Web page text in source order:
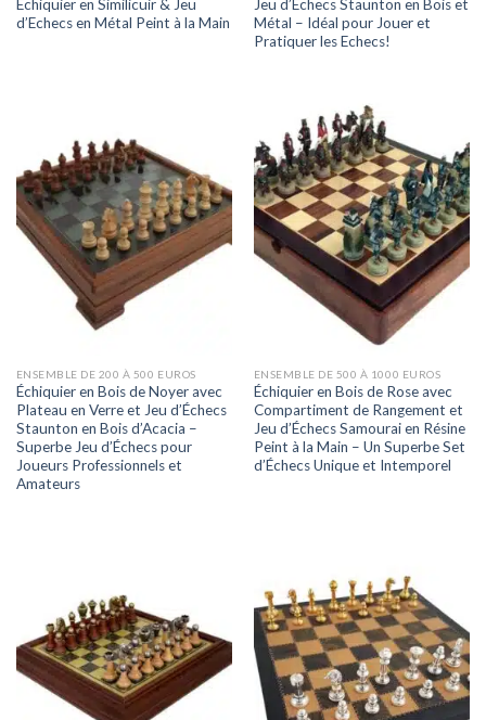
Echiquier en Similicuir & Jeu
d’Echecs en Métal Peint à la Main
Jeu d’Echecs Staunton en Bois et
Métal – Idéal pour Jouer et
Pratiquer les Echecs!
ENSEMBLE DE 200 À 500 EUROS
Échiquier en Bois de Noyer avec
Plateau en Verre et Jeu d’Échecs
Staunton en Bois d’Acacia –
Superbe Jeu d’Échecs pour
Joueurs Professionnels et
Amateurs
ENSEMBLE DE 500 À 1000 EUROS
Échiquier en Bois de Rose avec
Compartiment de Rangement et
Jeu d’Échecs Samourai en Résine
Peint à la Main – Un Superbe Set
d’Échecs Unique et Intemporel